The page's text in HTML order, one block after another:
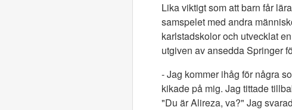
Lika viktigt som att barn får
samspelet med andra
karlstadskolor och utvecklat
utgiven av ansedda Springer
- Jag kommer ihåg för några
kikade på mig. Jag tittade
"Du är Alireza, va?" Jag